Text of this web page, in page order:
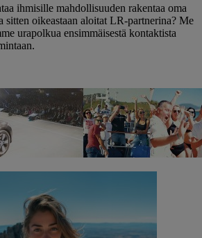
ihmisille mahdollisuuden rakentaa oma
oikeastaan aloitat LR-partnerina? Me
urapolkua ensimmäisestä kontaktista